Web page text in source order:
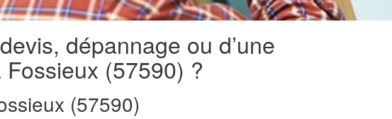
dépannage ou d’une
(57590) ?
(57590)